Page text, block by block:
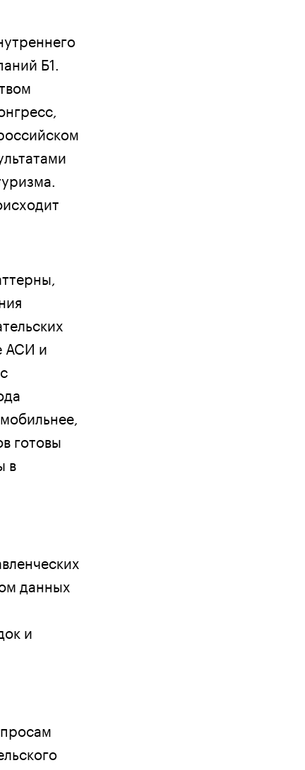
Б1.
АСИ и
готовы
в
данных
и